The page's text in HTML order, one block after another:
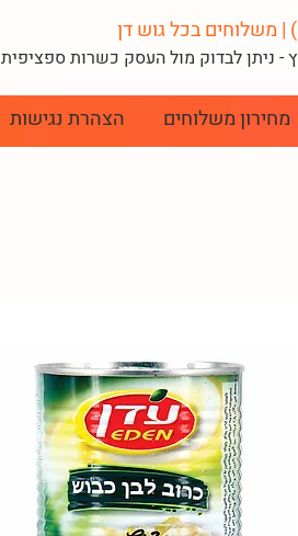
ץ - ניתן לבדוק מול העסק כשרות ספציפית
מחירון משלוחים הצהרת נגישות